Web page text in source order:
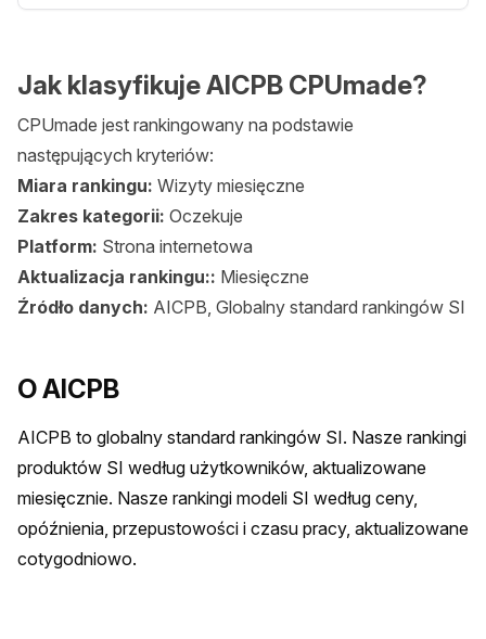
Jak klasyfikuje AICPB CPUmade?
CPUmade jest rankingowany na podstawie
następujących kryteriów:
Miara rankingu: Wizyty miesięczne
Zakres kategorii: Oczekuje
Platform: Strona internetowa
Aktualizacja rankingu:: Miesięczne
Źródło danych: AICPB, Globalny standard rankingów SI
O AICPB
AICPB to globalny standard rankingów SI. Nasze rankingi
produktów SI według użytkowników, aktualizowane
miesięcznie. Nasze rankingi modeli SI według ceny,
opóźnienia, przepustowości i czasu pracy, aktualizowane
cotygodniowo.